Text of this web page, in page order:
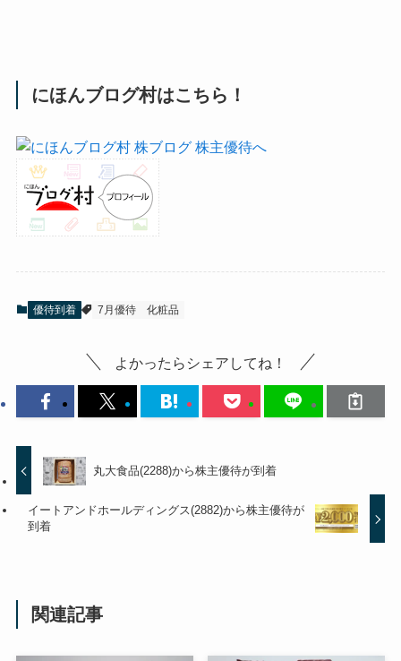
にほんブログ村はこちら！
優待到着 7月優待 化粧品
よかったらシェアしてね！
丸大食品(2288)から株主優待が到着
イートアンドホールディングス(2882)から株主優待が
到着
関連記事